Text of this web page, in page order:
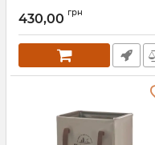
Артикул:7_64290
430,00 грн